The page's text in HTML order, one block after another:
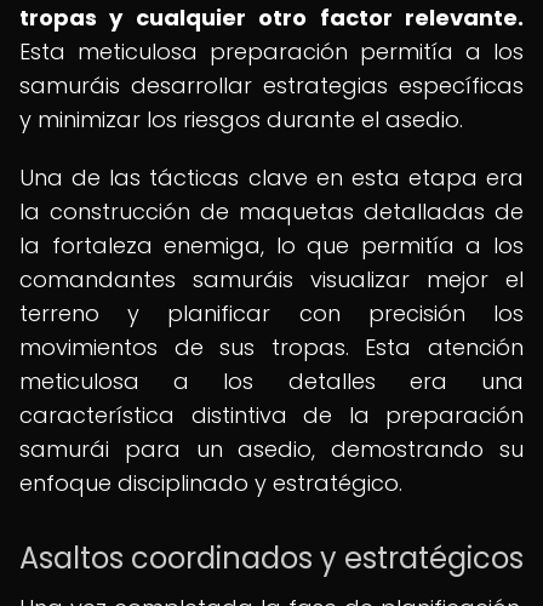
tropas y cualquier otro factor relevante.
Esta meticulosa preparación permitía a los
samuráis desarrollar estrategias específicas
y minimizar los riesgos durante el asedio.
Una de las tácticas clave en esta etapa era
la construcción de maquetas detalladas de
la fortaleza enemiga, lo que permitía a los
comandantes samuráis visualizar mejor el
terreno y planificar con precisión los
movimientos de sus tropas. Esta atención
meticulosa a los detalles era una
característica distintiva de la preparación
samurái para un asedio, demostrando su
enfoque disciplinado y estratégico.
Asaltos coordinados y estratégicos